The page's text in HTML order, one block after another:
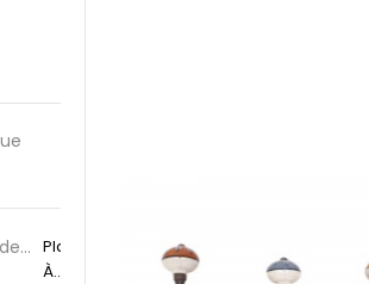
Planche
À...